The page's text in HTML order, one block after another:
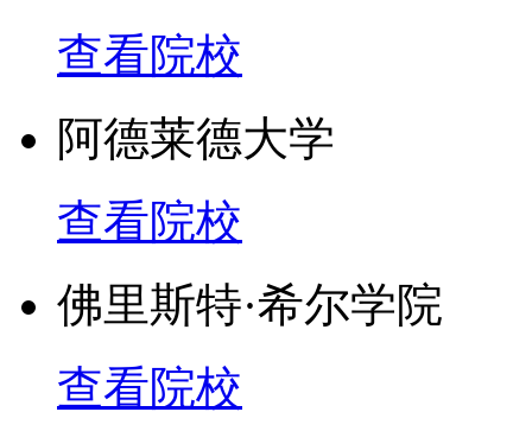
查看院校
阿德莱德大学
查看院校
佛里斯特·希尔学院
查看院校